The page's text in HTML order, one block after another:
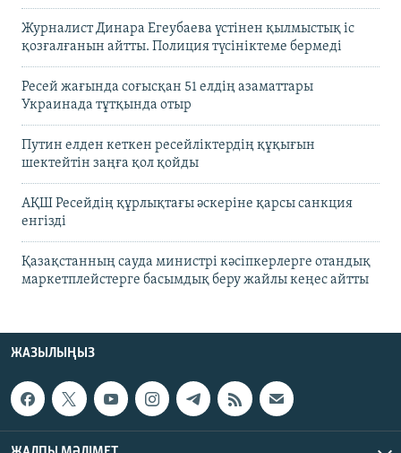
Журналист Динара Егеубаева үстінен қылмыстық іс
қозғалғанын айтты. Полиция түсініктеме бермеді
Ресей жағында соғысқан 51 елдің азаматтары
Украинада тұтқында отыр
Путин елден кеткен ресейліктердің құқығын
шектейтін заңға қол қойды
АҚШ Ресейдің құрлықтағы әскеріне қарсы санкция
енгізді
Қазақстанның сауда министрі кәсіпкерлерге отандық
маркетплейстерге басымдық беру жайлы кеңес айтты
ЖАЗЫЛЫҢЫЗ